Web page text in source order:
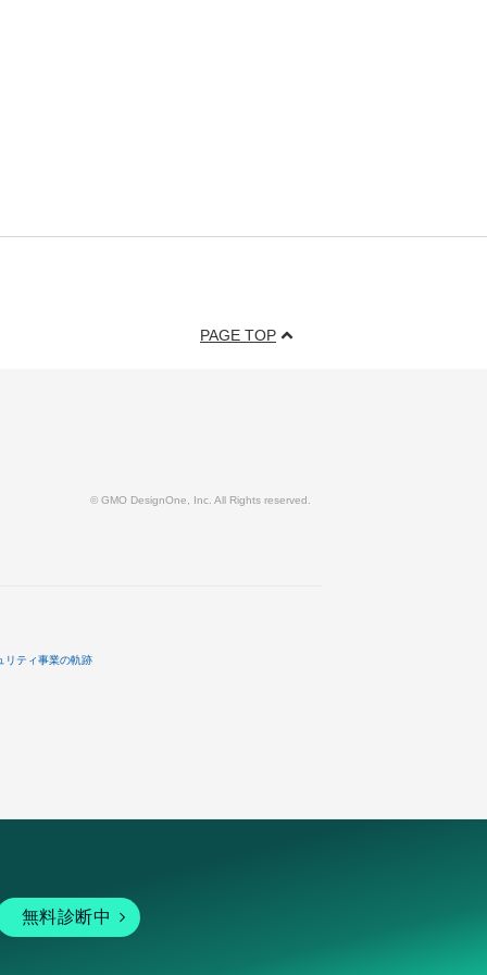
PAGE TOP
© GMO DesignOne, Inc. All Rights reserved.
リティ事業の軌跡
無料診断中